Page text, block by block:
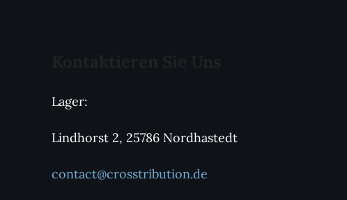
Lager:
Lindhorst 2, 25786 Nordhastedt
contact@crosstribution.de